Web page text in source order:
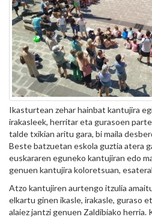
Ikasturtean zehar hainbat kantujira
irakasleek, herritar eta gurasoen
talde txikian aritu gara, bi maila
Beste batzuetan eskola guztia atera
euskararen eguneko kantujiran edo
genuen kantujira koloretsuan,
Atzo kantujiren aurtengo itzulia
elkartu ginen ikasle, irakasle, guraso
alaiez jantzi genuen Zaldibiako herria.